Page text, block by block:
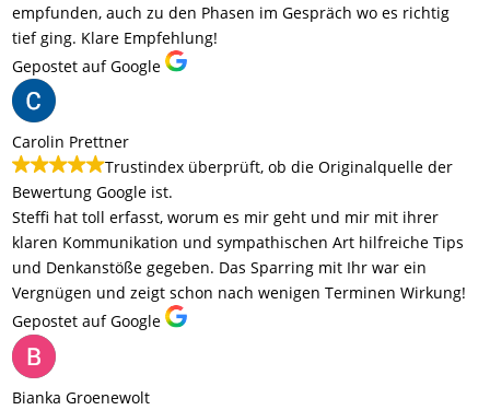
empfunden, auch zu den Phasen im Gespräch wo es richtig
tief ging. Klare Empfehlung!
Gepostet auf Google
Carolin Prettner
Trustindex überprüft, ob die Originalquelle der
Bewertung Google ist.
Steffi hat toll erfasst, worum es mir geht und mir mit ihrer
klaren Kommunikation und sympathischen Art hilfreiche Tips
und Denkanstöße gegeben. Das Sparring mit Ihr war ein
Vergnügen und zeigt schon nach wenigen Terminen Wirkung!
Gepostet auf Google
Bianka Groenewolt